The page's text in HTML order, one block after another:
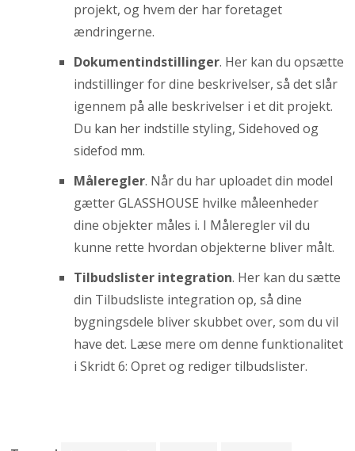
projekt, og hvem der har foretaget
ændringerne.
Dokumentindstillinger. Her kan du opsætte
indstillinger for dine beskrivelser, så det slår
igennem på alle beskrivelser i et dit projekt.
Du kan her indstille styling, Sidehoved og
sidefod mm.
Måleregler. Når du har uploadet din model
gætter GLASSHOUSE hvilke måleenheder
dine objekter måles i. I Måleregler vil du
kunne rette hvordan objekterne bliver målt.
Tilbudslister integration. Her kan du sætte
din Tilbudsliste integration op, så dine
bygningsdele bliver skubbet over, som du vil
have det. Læse mere om denne funktionalitet
i Skridt 6: Opret og rediger tilbudslister.